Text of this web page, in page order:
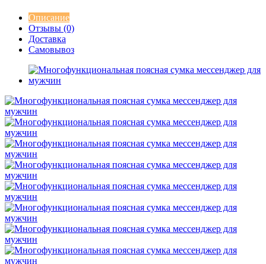
Описание
Отзывы (0)
Доставка
Самовывоз